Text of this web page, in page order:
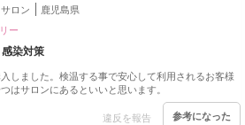
ロン
鹿児島県
ー
感染対策
しました。検温する事で安心して利用されるお客様
はサロンにあるといいと思います。
違反を報告 参考になった